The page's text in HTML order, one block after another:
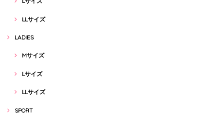
LLサイズ
LADIES
Mサイズ
Lサイズ
LLサイズ
SPORT